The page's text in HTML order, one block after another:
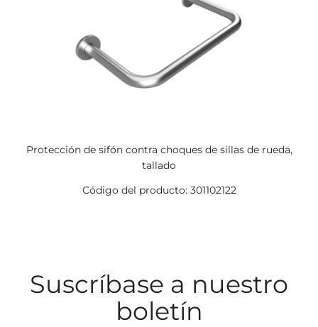
Protección de sifón contra choques de sillas de rueda,
tallado
Código del producto: 301102122
Suscríbase a nuestro
boletín